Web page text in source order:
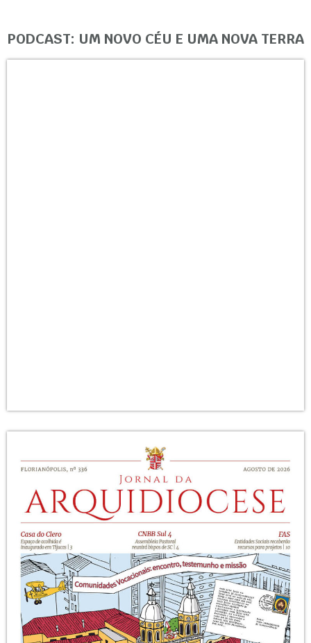
PODCAST: UM NOVO CÉU E UMA NOVA TERRA